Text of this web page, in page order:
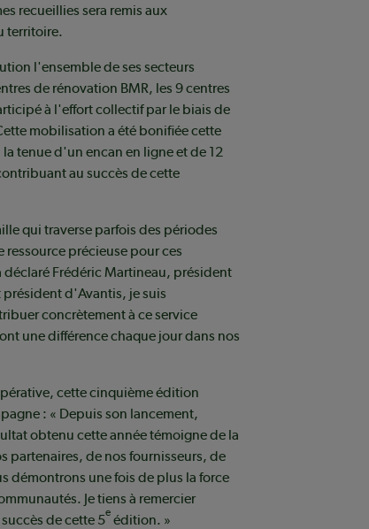
recueillies sera remis aux
territoire.
l'ensemble de ses secteurs
de rénovation BMR, les 9 centres
à l'effort collectif par le biais de
mobilisation a été bonifiée cette
tenue d'un encan en ligne et de 12
au succès de cette
qui traverse parfois des périodes
précieuse pour ces
Frédéric Martineau, président
d'Avantis, je suis
concrètement à ce service
une différence chaque jour dans nos
cette cinquième édition
: « Depuis son lancement,
obtenu cette année témoigne de la
partenaires, de nos fournisseurs, de
démontrons une fois de plus la force
Je tiens à remercier
de cette 5e édition. »